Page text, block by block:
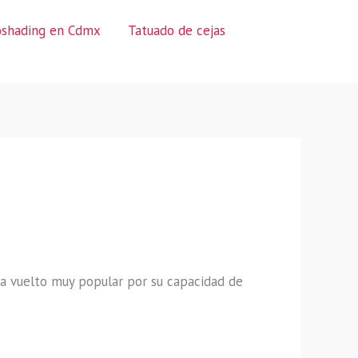
en Cdmx
Tatuado de cejas
vuelto muy popular por su capacidad de